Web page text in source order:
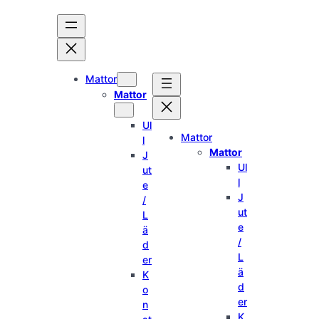
Mattor
Mattor
Ul
l
J
ut
e
/
L
ä
d
er
K
o
n
Mattor
Mattor
Ul
l
J
ut
e
/
L
ä
d
er
K